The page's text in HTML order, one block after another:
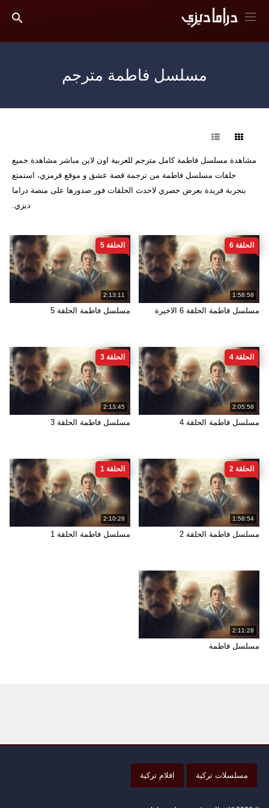
مسلسل فاطمة مترجم
مشاهدة مسلسل فاطمة كامل مترجم للعربية اون لاين مباشر مشاهدة جميع
حلقات مسلسل فاطمة من ترجمة قصة عشق و موقع قرمزي، استمتع
بتجربة فريدة بعرض حصري لاحدث الحلقات فور صدورها على منصة دراما
ديزي.
1:58:58
الحلقة 6
مسلسل فاطمة الحلقة 6 الاخيرة
2:13:11
الحلقة 5
مسلسل فاطمة الحلقة 5
2:05:58
الحلقة 4
مسلسل فاطمة الحلقة 4
2:13:45
الحلقة 3
مسلسل فاطمة الحلقة 3
1:58:54
الحلقة 2
مسلسل فاطمة الحلقة 2
2:10:28
الحلقة 1
مسلسل فاطمة الحلقة 1
2:11:28
مسلسل فاطمة
مسلسلات تركية افلام تركية